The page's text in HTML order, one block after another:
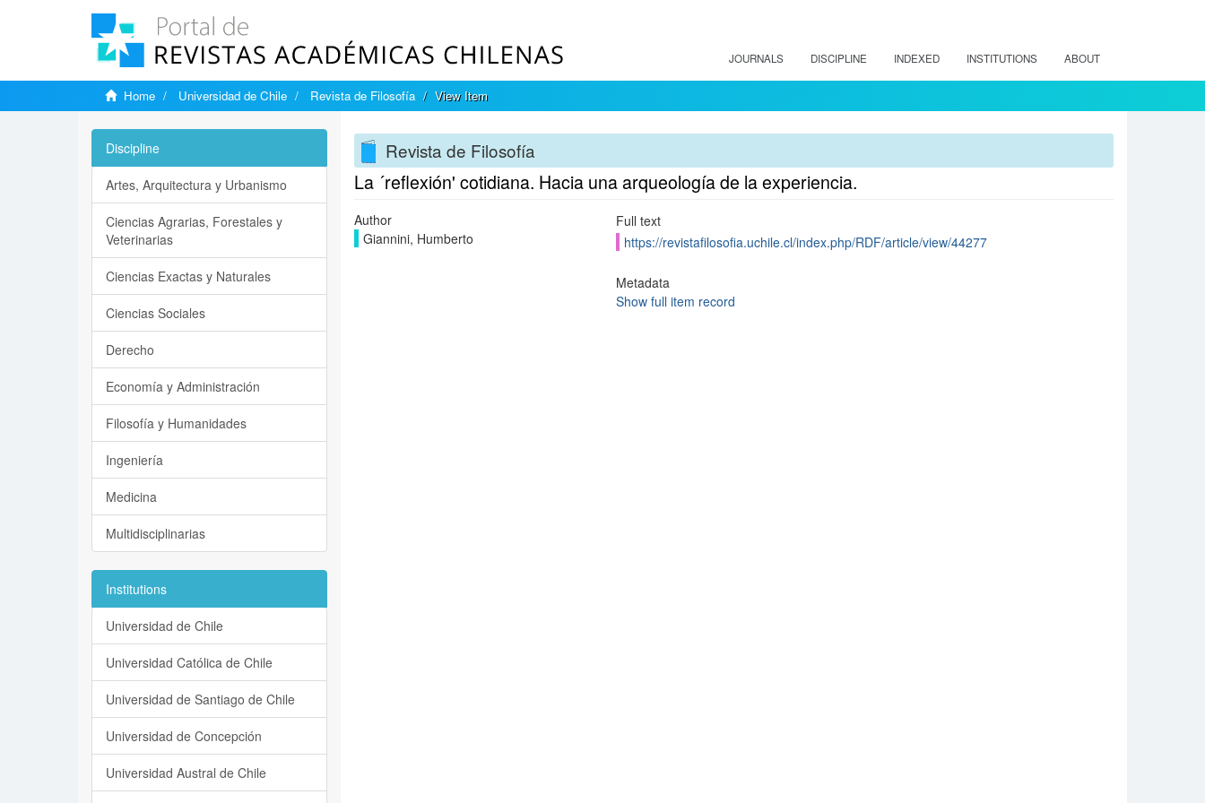
JOURNALS DISCIPLINE INDEXED INSTITUTIONS ABOUT
Home Universidad de Chile Revista de Filosofía View Item
Revista de Filosofía
La ´reflexión' cotidiana. Hacia una arqueología de la experiencia.
Author
Giannini, Humberto
Full text
https://revistafilosofia.uchile.cl/index.php/RDF/article/view/44277
Metadata
Show full item record
Discipline
Artes, Arquitectura y Urbanismo
Ciencias Agrarias, Forestales y
Veterinarias
Ciencias Exactas y Naturales
Ciencias Sociales
Derecho
Economía y Administración
Filosofía y Humanidades
Ingeniería
Medicina
Multidisciplinarias
Institutions
Universidad de Chile
Universidad Católica de Chile
Universidad de Santiago de Chile
Universidad de Concepción
Universidad Austral de Chile